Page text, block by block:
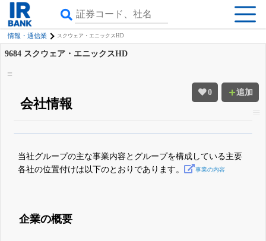
情報・通信業 スクウェア・エニックスHD
0 追加
9684 スクウェア・エニックスHD
会社情報
詳しく見られる無料でβ版をはじめる
登録すると永久30%OFFと米株版の先行利用も付きます
当社グループの主な事業内容とグループを構成している主要
各社の位置付けは以下のとおりであります。
事業の内容
企業の概要